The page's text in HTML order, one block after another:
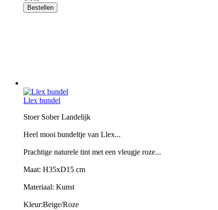
Bestellen
Llex bundel
Stoer Sober Landelijk
Heel mooi bundeltje van Llex...
Prachtige naturele tint met een vleugje roze...
Maat: H35xD15 cm
Materiaal: Kunst
Kleur:Beige/Roze